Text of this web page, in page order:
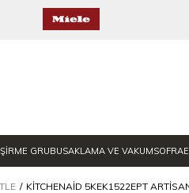
GRUBUSAKLAMA VE VAKUMSOFRA
KITCHENAID 5KEK1522EPT